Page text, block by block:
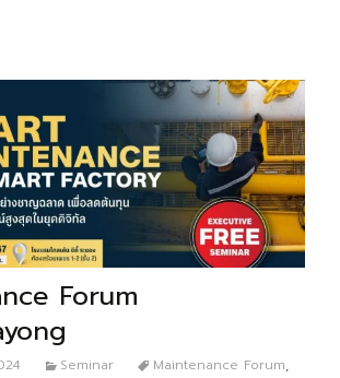
Forum
Seminar Maintenance Forum